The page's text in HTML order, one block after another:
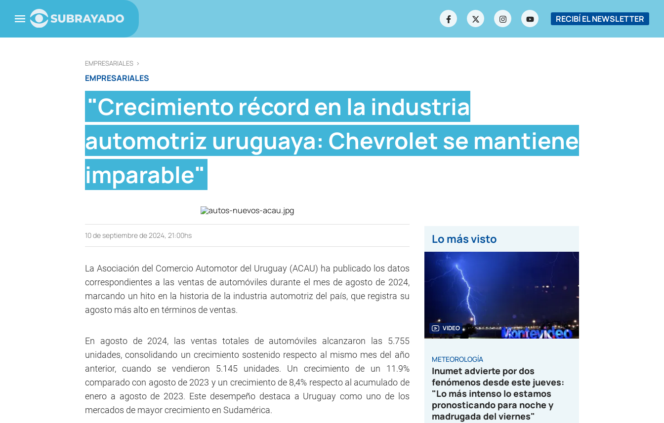
RECIBÍ EL NEWSLETTER
EMPRESARIALES >
EMPRESARIALES
"Crecimiento récord en la industria
automotriz uruguaya: Chevrolet se mantiene
imparable"
10 de septiembre de 2024, 21:00hs
La Asociación del Comercio Automotor del Uruguay (ACAU) ha publicado los datos
correspondientes a las ventas de automóviles durante el mes de agosto de 2024,
marcando un hito en la historia de la industria automotriz del país, que registra su
agosto más alto en términos de ventas.
En agosto de 2024, las ventas totales de automóviles alcanzaron las 5.755
unidades, consolidando un crecimiento sostenido respecto al mismo mes del año
anterior, cuando se vendieron 5.145 unidades. Un crecimiento de un 11.9%
comparado con agosto de 2023 y un crecimiento de 8,4% respecto al acumulado de
enero a agosto de 2023. Este desempeño destaca a Uruguay como uno de los
mercados de mayor crecimiento en Sudamérica.
Lo más visto
VIDEO
METEOROLOGÍA
Inumet advierte por dos
fenómenos desde este jueves:
"Lo más intenso lo estamos
pronosticando para noche y
madrugada del viernes"